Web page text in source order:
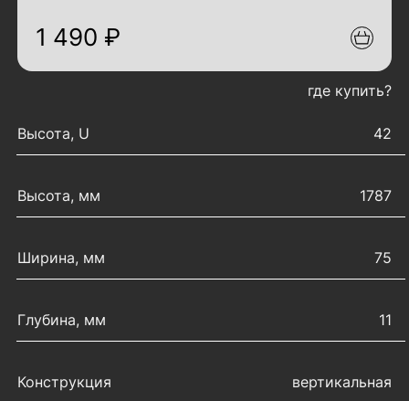
1 490 ₽
где купить?
Высота, U
42
Высота, мм 1787
Ширина, мм 75
Глубина, мм 11
Конструкция вертикальная